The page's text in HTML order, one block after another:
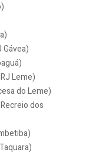
Gávea)
Leme)
do Leme)
dos